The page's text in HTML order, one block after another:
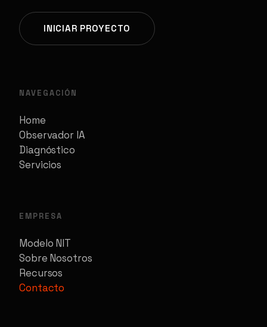
INICIAR PROYECTO
NAVEGACIÓN
Home
Observador IA
Diagnóstico
Servicios
EMPRESA
Modelo NIT
Sobre Nosotros
Recursos
Contacto